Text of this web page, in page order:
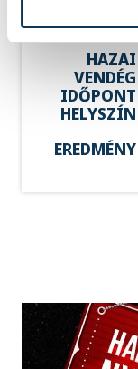
SOROZAT
HAZAI
VENDÉG
IDŐPONT
HELYSZÍN
EREDMÉNY